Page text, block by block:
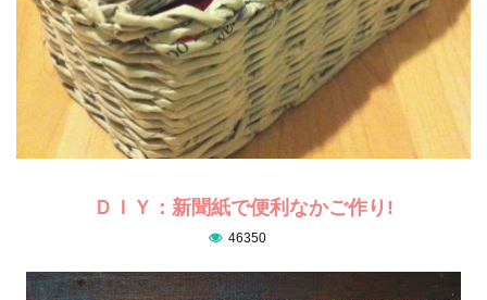
ＤＩＹ：新聞紙で便利なかご作り!
46350